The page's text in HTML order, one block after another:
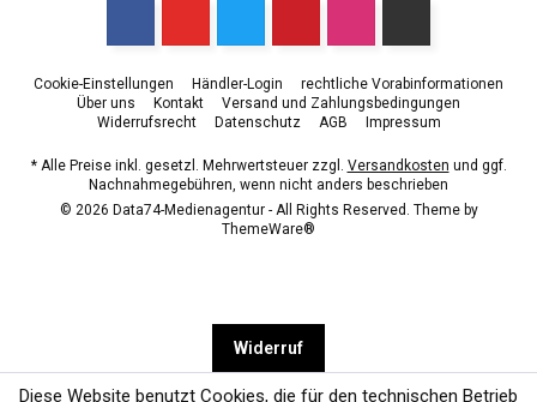
Cookie-Einstellungen Händler-Login
rechtliche Vorabinformationen
Über uns
Kontakt
Versand und Zahlungsbedingungen
Widerrufsrecht
Datenschutz AGB Impressum
* Alle Preise inkl. gesetzl. Mehrwertsteuer zzgl. Versandkosten und ggf.
Nachnahmegebühren, wenn nicht anders beschrieben
© 2026 Data74-Medienagentur - All Rights Reserved. Theme by
ThemeWare®
Widerruf
Diese Website benutzt Cookies, die für den technischen Betrieb